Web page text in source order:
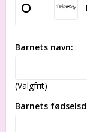
Barnets navn:
(Valgfrit)
Barnets